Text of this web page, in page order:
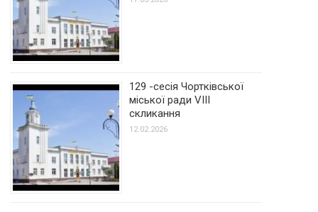
129 -сесія Чортківської
міської ради VIII
скликання
12.02.2026